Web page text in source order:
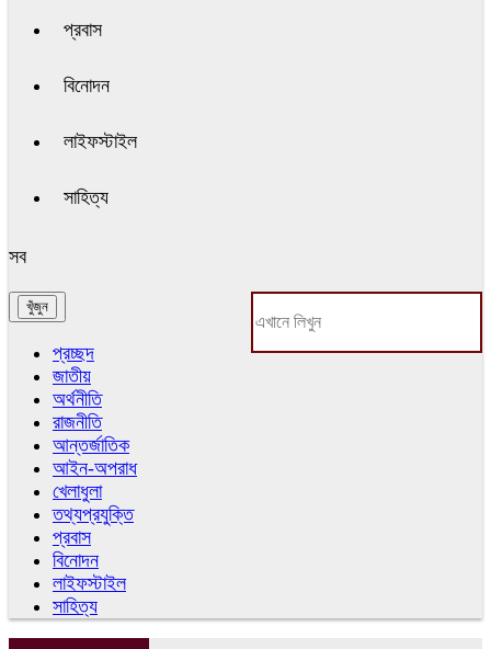
প্রবাস
বিনোদন
লাইফস্টাইল
সাহিত্য
সব
প্রচ্ছদ
জাতীয়
অর্থনীতি
রাজনীতি
আন্তর্জাতিক
আইন-অপরাধ
খেলাধুলা
তথ্যপ্রযুক্তি
প্রবাস
বিনোদন
লাইফস্টাইল
সাহিত্য